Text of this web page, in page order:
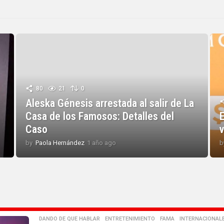
80 21 0
Aleska Génesis arrestada al salir de La
Casa de los Famosos: Detalles del
Caso
by Paola Hernández 1 año ago
DANDO DE QUE HABLAR ,ENTRETENIMIENTO ,FAMA ,